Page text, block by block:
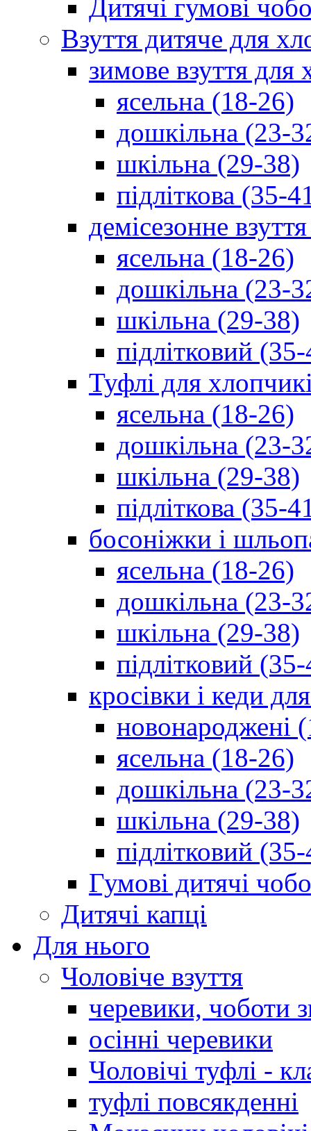
Дитячі гумові
Взуття дитяче для
зимове взуття для
ясельна (18-26)
дошкільна (23-
шкільна (29-38)
підліткова (35-
демісезонне
ясельна (18-26)
дошкільна (23-
шкільна (29-38)
підлітковий
Туфлі для
ясельна (18-26)
дошкільна (23-
шкільна (29-38)
підліткова (35-
босоніжки і
ясельна (18-26)
дошкільна (23-
шкільна (29-38)
підлітковий
кросівки і кеди
новонароджені
ясельна (18-26)
дошкільна (23-
шкільна (29-38)
підлітковий
Гумові дитячі
Дитячі капці
Для нього
Чоловіче взуття
черевики, чоботи
осінні черевики
Чоловічі туфлі -
туфлі повсякденні